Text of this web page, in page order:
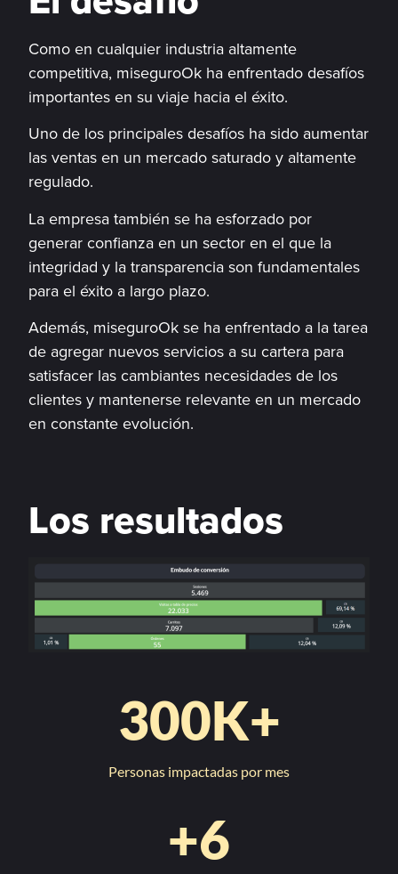
Como en cualquier industria altamente
competitiva, miseguroOk ha enfrentado desafíos
importantes en su viaje hacia el éxito.
Uno de los principales desafíos ha sido aumentar
las ventas en un mercado saturado y altamente
regulado.
La empresa también se ha esforzado por
generar confianza en un sector en el que la
integridad y la transparencia son fundamentales
para el éxito a largo plazo.
Además, miseguroOk se ha enfrentado a la tarea
de agregar nuevos servicios a su cartera para
satisfacer las cambiantes necesidades de los
clientes y mantenerse relevante en un mercado
en constante evolución.
Los resultados
Personas impactadas por mes
300K+
+6